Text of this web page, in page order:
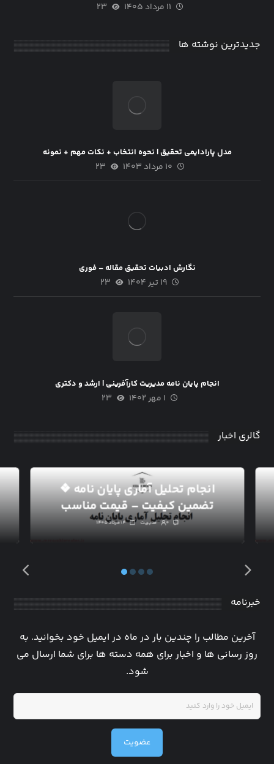
۱۱ مرداد ۱۴۰۵ ۲۳
جدیدترین نوشته ها
مدل پارادایمی تحقیق | نحوه انتخاب + نکات مهم + نمونه
۱۰ مرداد ۱۴۰۳ ۲۳
نگارش ادبیات تحقیق مقاله – فوری
۱۹ تیر ۱۴۰۴ ۲۳
انجام پایان نامه مدیریت کارآفرینی | ارشد و دکتری
۱ مهر ۱۴۰۲ ۲۳
گالری اخبار
انجام تحلیل آماری پایان نامه ❖
تضمین کیفیت – قیمت مناسب
۱۴ مرداد ۱۴۰۵ مدیریت ۰
خبرنامه
آخرین مطالب را چندین بار در ماه در ایمیل خود بخوانید. به
روز رسانی ها و اخبار برای همه دسته ها برای شما ارسال می
شود.
عضویت